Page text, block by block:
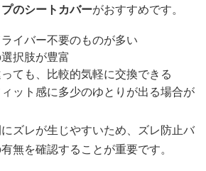
のシートカバーがおすすめです。
イバー不要のものが多い
択肢が豊富
ても、比較的気軽に交換できる
ット感に多少のゆとりが出る場合が
ズレが生じやすいため、ズレ防止バ
無を確認することが重要です。